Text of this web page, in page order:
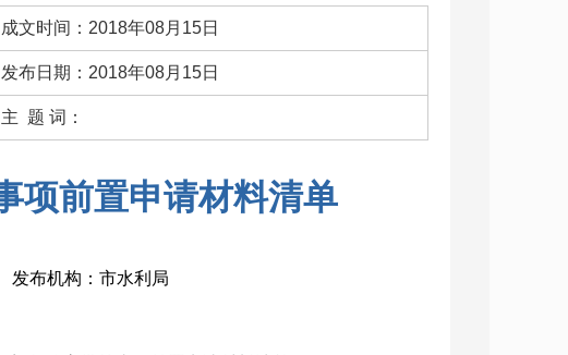
成文时间：2018年08月15日
发布日期：2018年08月15日
主 题 词：
项前置申请材料清单
布机构：市水利局